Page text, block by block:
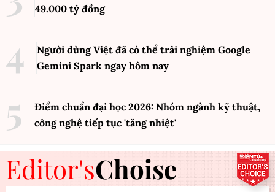
49.000 tỷ đồng
Người dùng Việt đã có thể trải nghiệm Google
Gemini Spark ngay hôm nay
Điểm chuẩn đại học 2026: Nhóm ngành kỹ thuật,
công nghệ tiếp tục 'tăng nhiệt'
Editor'sChoise